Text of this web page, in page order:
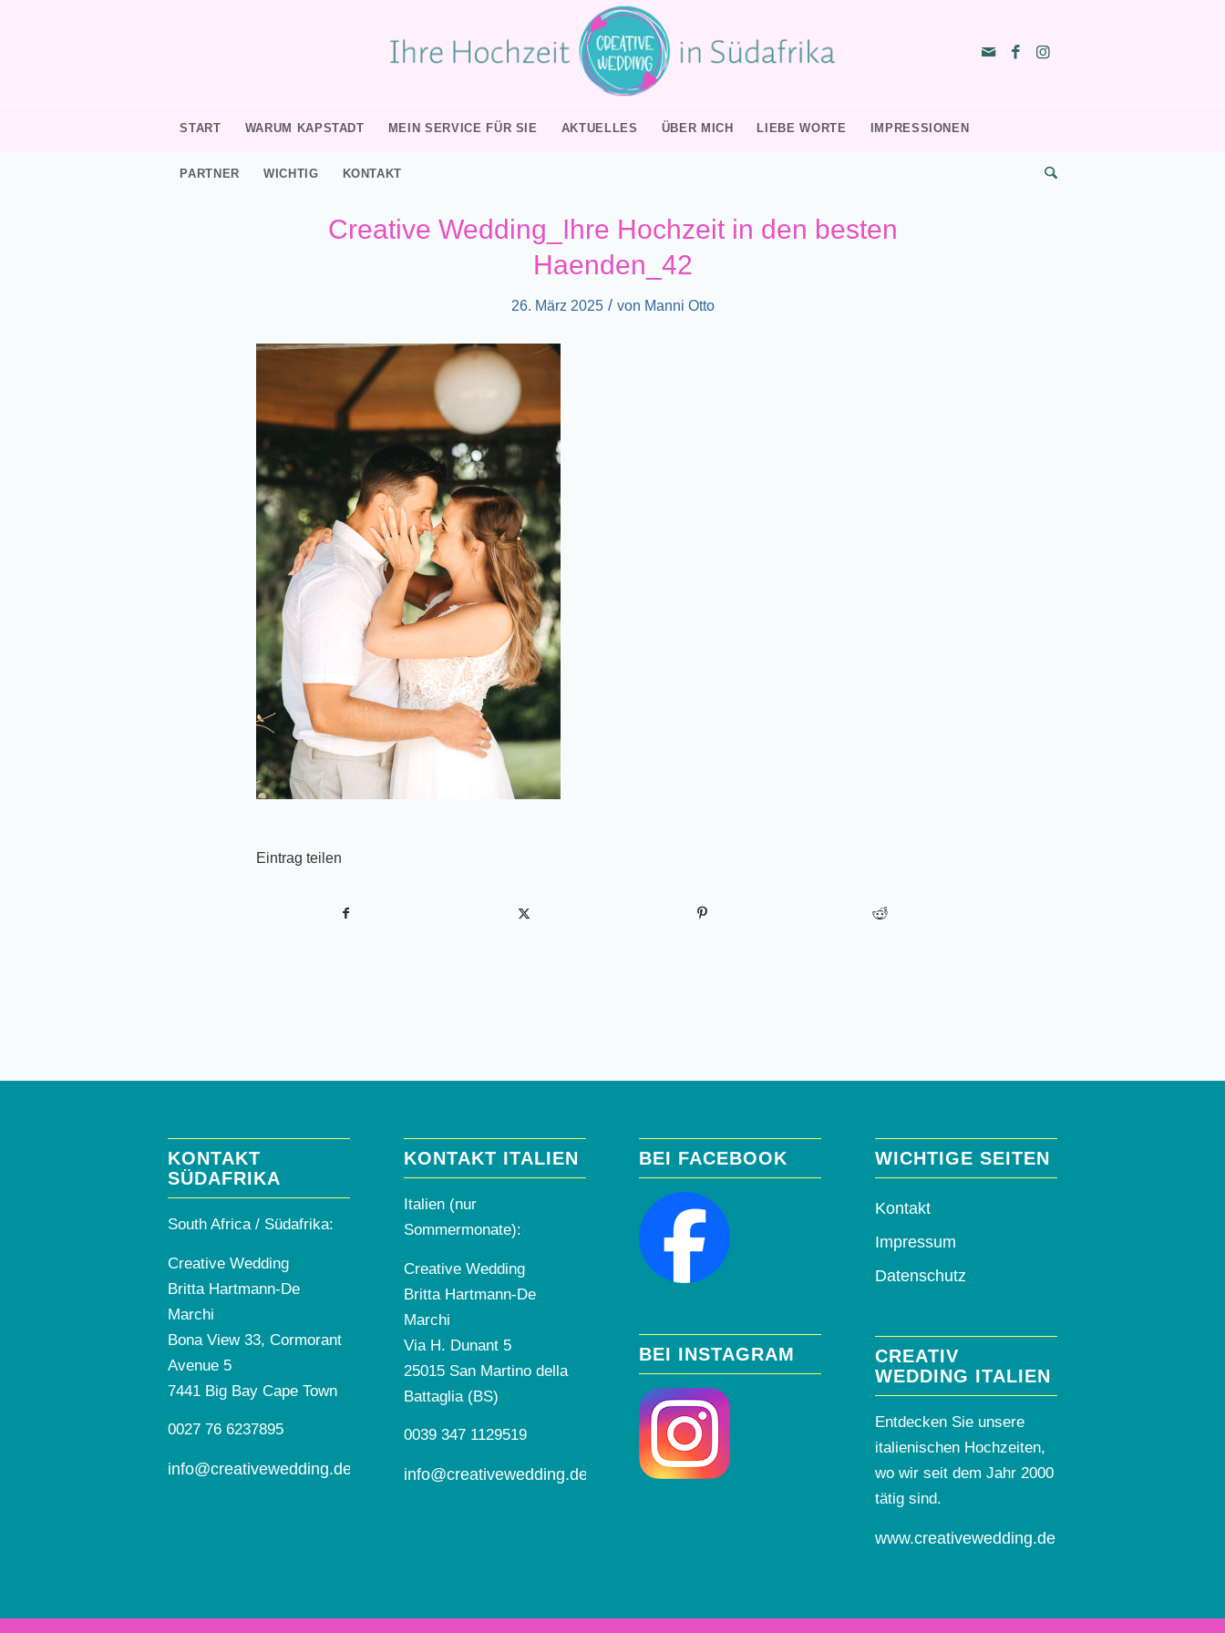
START WARUM KAPSTADT MEIN SERVICE FÜR SIE AKTUELLES ÜBER MICH LIEBE WORTE IMPRESSIONEN
PARTNER WICHTIG KONTAKT
Creative Wedding_Ihre Hochzeit in den besten
Haenden_42
26. März 2025 / von Manni Otto
Eintrag teilen
KONTAKT
SÜDAFRIKA
South Africa / Südafrika:
Creative Wedding
Britta Hartmann-De
Marchi
Bona View 33, Cormorant
Avenue 5
7441 Big Bay Cape Town
0027 76 6237895
info@creativewedding.de
KONTAKT ITALIEN
Italien (nur
Sommermonate):
Creative Wedding
Britta Hartmann-De
Marchi
Via H. Dunant 5
25015 San Martino della
Battaglia (BS)
0039 347 1129519
info@creativewedding.de
BEI FACEBOOK
BEI INSTAGRAM
WICHTIGE SEITEN
Kontakt
Impressum
Datenschutz
CREATIV
WEDDING ITALIEN
Entdecken Sie unsere
italienischen Hochzeiten,
wo wir seit dem Jahr 2000
tätig sind.
www.creativewedding.de